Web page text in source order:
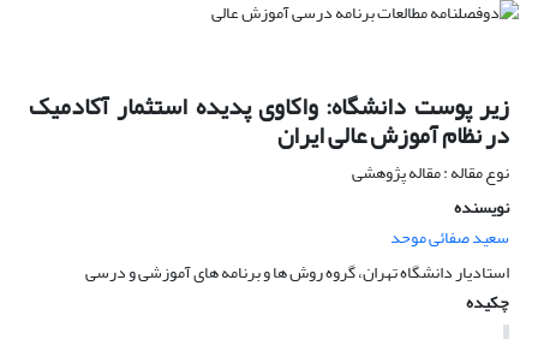
زیر پوست دانشگاه: واکاوی پدیده استثمار آکادمیک
در نظام آموزش عالی ایران
نوع مقاله : مقاله پژوهشی
نویسنده
سعید صفائی موحد
استادیار دانشگاه تهران، گروه روش ها و برنامه های آموزشی و درسی
چکیده